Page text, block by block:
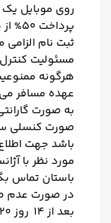
روی موبایل یک
ثبت نام
مسئولیت
هرگونه
عهده مسافر
به صورت
صورت کنسلی
باشد جهت اطلاع
مورد نظر با
باستان تماس
در صورت عدم